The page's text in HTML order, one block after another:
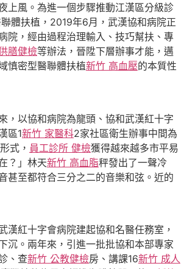
上風。為進一個步驟推動江漢區分級診
體扶植，2019年6月，武漢協和病院正
院，經由過程治理輸入、技巧幫扶、專
膳健檢等辦法，晉陞下層辦事才能，邁
慎密型醫聯體扶植新竹 高血壓的本質性
，以協和病院為龍頭、協和武漢紅十字
區1新竹 家醫科2家社區衛生辦事中間為
式， 員工診所 健檢獲得越來越多市平易
？」林天新竹 高血脂秤發出了一聲冷
甚至都符合三分之二的音樂和弦。近的
紅十字會病院建起協和名醫任務室，
沉。兩年來，引進一批批協和本部專家
、查新竹 公教健檢房、講課16新竹 成人